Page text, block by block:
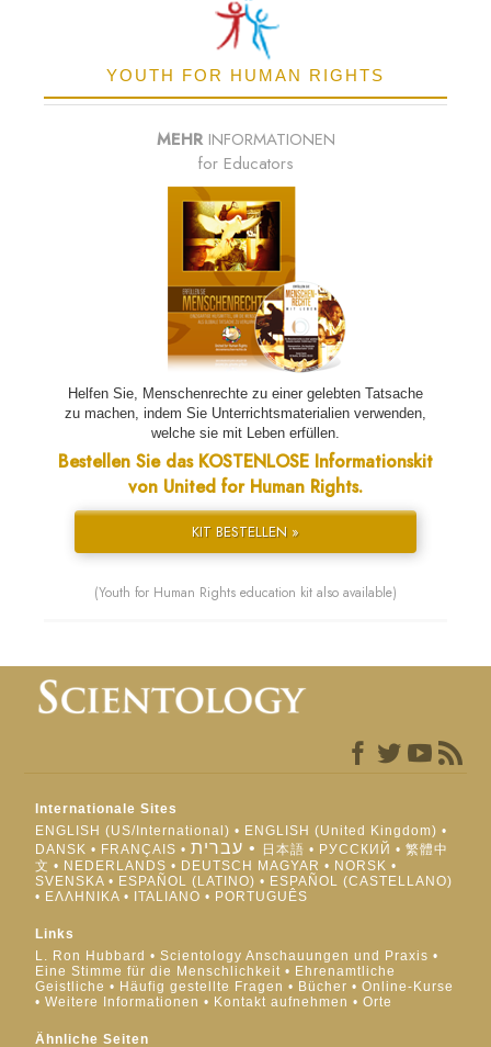
YOUTH FOR HUMAN RIGHTS
MEHR INFORMATIONEN
for Educators
Helfen Sie, Menschenrechte zu einer gelebten Tatsache
zu machen, indem Sie Unterrichtsmaterialien verwenden,
welche sie mit Leben erfüllen.
Bestellen Sie das KOSTENLOSE Informationskit
von United for Human Rights.
KIT BESTELLEN »
(Youth for Human Rights education kit also available)
Internationale Sites
ENGLISH (US/International)
ENGLISH (United Kingdom)
DANSK
FRANÇAIS עברית 日本語 РУССКИЙ
繁體中
文
NEDERLANDS DEUTSCH MAGYAR
NORSK
SVENSKA
ESPAÑOL (LATINO)
ESPAÑOL (CASTELLANO)
ΕΛΛΗΝΙΚA
ITALIANO PORTUGUÊS
Links
L. Ron Hubbard
Scientology Anschauungen und Praxis
Eine Stimme für die Menschlichkeit
Ehrenamtliche
Geistliche
Häufig gestellte Fragen Bücher
Online-Kurse
Weitere Informationen
Kontakt aufnehmen Orte
Ähnliche Seiten